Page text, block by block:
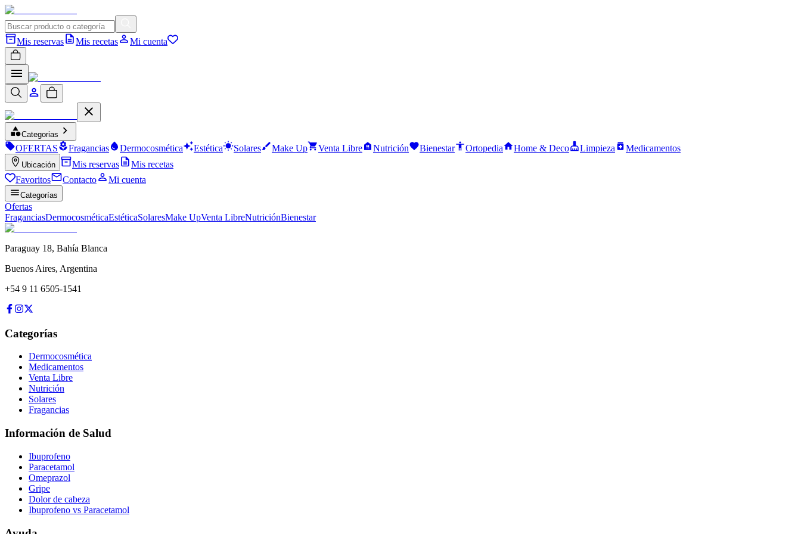
Mis reservas Mis recetas Mi cuenta
Categorias
OFERTAS Fragancias Dermocosmética Estética Solares Make Up Venta Libre Nutrición Bienestar Ortopedia Home & Deco Limpieza Medicamentos
Ubicación Mis reservas
Mis recetas
Favoritos
Contacto Mi cuenta
Categorías
Ofertas
FraganciasDermocosméticaEstéticaSolaresMake UpVenta LibreNutriciónBienestar
Paraguay 18, Bahía Blanca
Buenos Aires, Argentina
+54 9 11 6505-1541
Categorías
Dermocosmética
Medicamentos
Venta Libre
Nutrición
Solares
Fragancias
Información de Salud
Ibuprofeno
Paracetamol
Omeprazol
Gripe
Dolor de cabeza
Ibuprofeno vs Paracetamol